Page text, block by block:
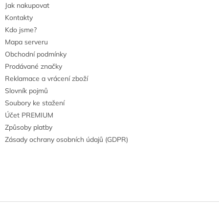
Jak nakupovat
Kontakty
Kdo jsme?
Mapa serveru
Obchodní podmínky
Prodávané značky
Reklamace a vrácení zboží
Slovník pojmů
Soubory ke stažení
Účet PREMIUM
Způsoby platby
Zásady ochrany osobních údajů (GDPR)